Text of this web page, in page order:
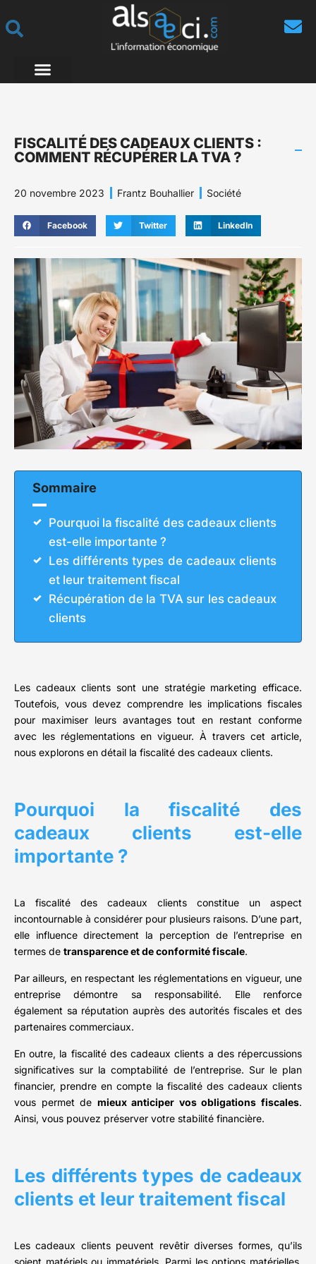
FISCALITÉ DES CADEAUX CLIENTS :
COMMENT RÉCUPÉRER LA TVA ?
20 novembre 2023 Frantz Bouhallier Société
Facebook Twitter LinkedIn
Sommaire
Pourquoi la fiscalité des cadeaux clients
est-elle importante ?
Les différents types de cadeaux clients
et leur traitement fiscal
Récupération de la TVA sur les cadeaux
clients
Les cadeaux clients sont une stratégie marketing efficace.
Toutefois, vous devez comprendre les implications fiscales
pour maximiser leurs avantages tout en restant conforme
avec les réglementations en vigueur. À travers cet article,
nous explorons en détail la fiscalité des cadeaux clients.
Pourquoi la fiscalité des
cadeaux clients est-elle
importante ?
La fiscalité des cadeaux clients constitue un aspect
incontournable à considérer pour plusieurs raisons. D’une part,
elle influence directement la perception de l’entreprise en
termes de transparence et de conformité fiscale.
Par ailleurs, en respectant les réglementations en vigueur, une
entreprise démontre sa responsabilité. Elle renforce
également sa réputation auprès des autorités fiscales et des
partenaires commerciaux.
En outre, la fiscalité des cadeaux clients a des répercussions
significatives sur la comptabilité de l’entreprise. Sur le plan
financier, prendre en compte la fiscalité des cadeaux clients
vous permet de mieux anticiper vos obligations fiscales.
Ainsi, vous pouvez préserver votre stabilité financière.
Les différents types de cadeaux
clients et leur traitement fiscal
Les cadeaux clients peuvent revêtir diverses formes, qu’ils